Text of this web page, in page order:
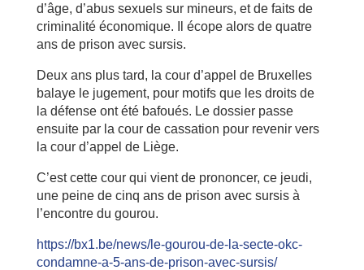
d’âge, d’abus sexuels sur mineurs, et de faits de
criminalité économique. Il écope alors de quatre
ans de prison avec sursis.
Deux ans plus tard, la cour d’appel de Bruxelles
balaye le jugement, pour motifs que les droits de
la défense ont été bafoués. Le dossier passe
ensuite par la cour de cassation pour revenir vers
la cour d’appel de Liège.
C’est cette cour qui vient de prononcer, ce jeudi,
une peine de cinq ans de prison avec sursis à
l’encontre du gourou.
https://bx1.be/news/le-gourou-de-la-secte-okc-
condamne-a-5-ans-de-prison-avec-sursis/